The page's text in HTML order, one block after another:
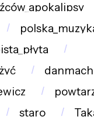
staro